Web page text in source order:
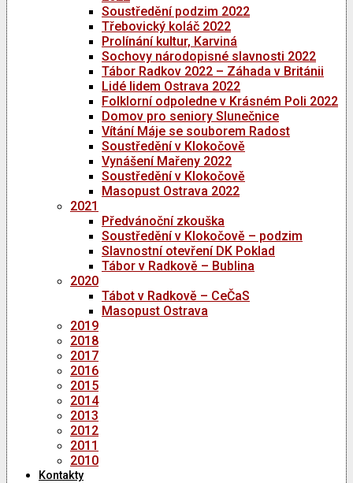
Soustředění podzim 2022
Třebovický koláč 2022
Prolínání kultur, Karviná
Sochovy národopisné slavnosti 2022
Tábor Radkov 2022 – Záhada v Británii
Lidé lidem Ostrava 2022
Folklorní odpoledne v Krásném Poli 2022
Domov pro seniory Slunečnice
Vítání Máje se souborem Radost
Soustředění v Klokočově
Vynášení Mařeny 2022
Soustředění v Klokočově
Masopust Ostrava 2022
2021
Předvánoční zkouška
Soustředění v Klokočově – podzim
Slavnostní otevření DK Poklad
Tábor v Radkově – Bublina
2020
Tábot v Radkově – CeČaS
Masopust Ostrava
2019
2018
2017
2016
2015
2014
2013
2012
2011
2010
Kontakty